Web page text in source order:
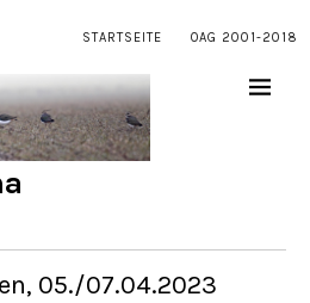
STARTSEITE OAG 2001-2018
05./07.04.2023